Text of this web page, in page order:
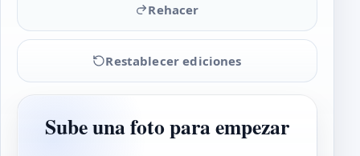
Rehacer
Restablecer ediciones
Sube una foto para empezar